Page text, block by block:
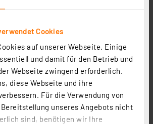
Cookies
auf unserer Webseite. Einige
und damit für den Betrieb und
Webseite zwingend erforderlich.
diese Webseite und ihre
Für die Verwendung von
unseres Angebots nicht
sind, benötigen wir Ihre
32-W-LED-
Aqua-Promo, 2-flammig,
cm
53,90 €